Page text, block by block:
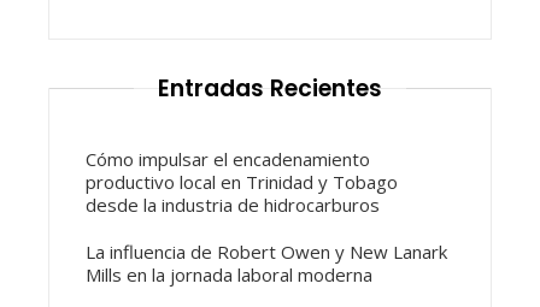
Entradas Recientes
Cómo impulsar el encadenamiento
productivo local en Trinidad y Tobago
desde la industria de hidrocarburos
La influencia de Robert Owen y New Lanark
Mills en la jornada laboral moderna